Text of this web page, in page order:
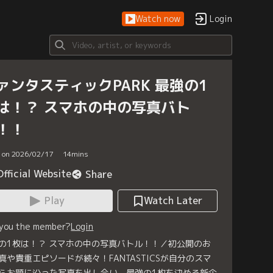
Watch now Login
ンタスティックPARK 最強の1
！？ スマホの中の写真バト
！
on 2026/02/17 14mins
Website
Share
Play
Watch Later
the member?Login
1枚は！？ スマホの中の写真バトル！！／初公開のお
や貴重エピソードが続々！FANTASTICSが自分のスマ